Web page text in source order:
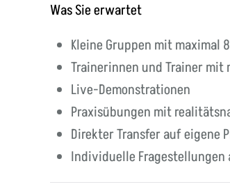
Was Sie erwartet
Kleine Gruppen mit maximal
Trainerinnen und Trainer
Live-Demonstrationen
Praxisübungen mit
Direkter Transfer auf eigene
Individuelle